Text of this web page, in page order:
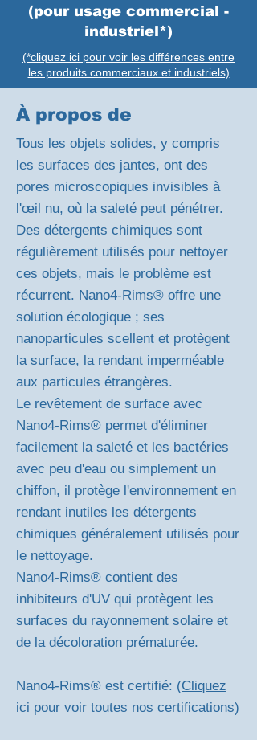
(pour usage commercial -
industriel*)
(*cliquez ici pour voir les différences entre
les produits commerciaux et industriels)
À propos de
Tous les objets solides, y compris
les surfaces des jantes, ont des
pores microscopiques invisibles à
l'œil nu, où la saleté peut pénétrer.
Des détergents chimiques sont
régulièrement utilisés pour nettoyer
ces objets, mais le problème est
récurrent. Nano4-Rims® offre une
solution écologique ; ses
nanoparticules scellent et protègent
la surface, la rendant imperméable
aux particules étrangères.
Le revêtement de surface avec
Nano4-Rims® permet d'éliminer
facilement la saleté et les bactéries
avec peu d'eau ou simplement un
chiffon, il protège l'environnement en
rendant inutiles les détergents
chimiques généralement utilisés pour
le nettoyage.
Nano4-Rims® contient des
inhibiteurs d'UV qui protègent les
surfaces du rayonnement solaire et
de la décoloration prématurée.
Nano4-Rims® est certifié: (Cliquez
ici pour voir toutes nos certifications)